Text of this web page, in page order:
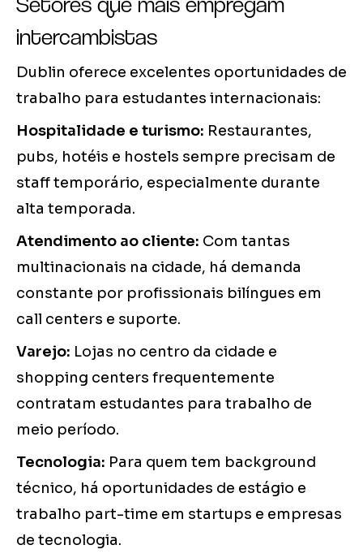
intercambistas
Dublin oferece excelentes oportunidades de
trabalho para estudantes internacionais:
Hospitalidade e turismo: Restaurantes,
pubs, hotéis e hostels sempre precisam de
staff temporário, especialmente durante
alta temporada.
Atendimento ao cliente: Com tantas
multinacionais na cidade, há demanda
constante por profissionais bilíngues em
call centers e suporte.
Varejo: Lojas no centro da cidade e
shopping centers frequentemente
contratam estudantes para trabalho de
meio período.
Tecnologia: Para quem tem background
técnico, há oportunidades de estágio e
trabalho part-time em startups e empresas
de tecnologia.